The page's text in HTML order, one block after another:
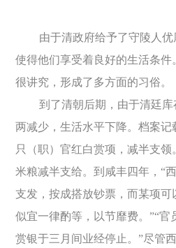
由于清政府给予了守陵人优
使得他们享受着良好的生活条
很讲究，形成了多方面的习俗。
到了清朝后期，由于清廷
两减少，生活水平下降。档案记
只（职）官红白赏项，减半支领
米粮减半支给。到咸丰四年，“
支发，按成搭放钞票，而某项可
似宜一律酌等，以节靡费。”“
赏银于三月间业经停止。”尽管